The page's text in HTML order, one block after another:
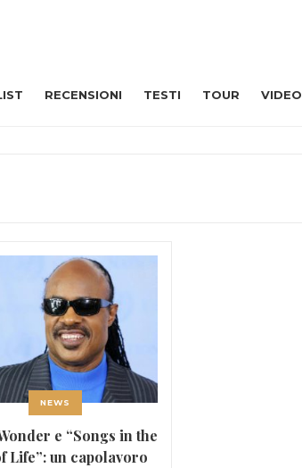
RECENSIONI TESTI TOUR VIDEO
NEWS
e “Songs in the
Life”: un capolavoro